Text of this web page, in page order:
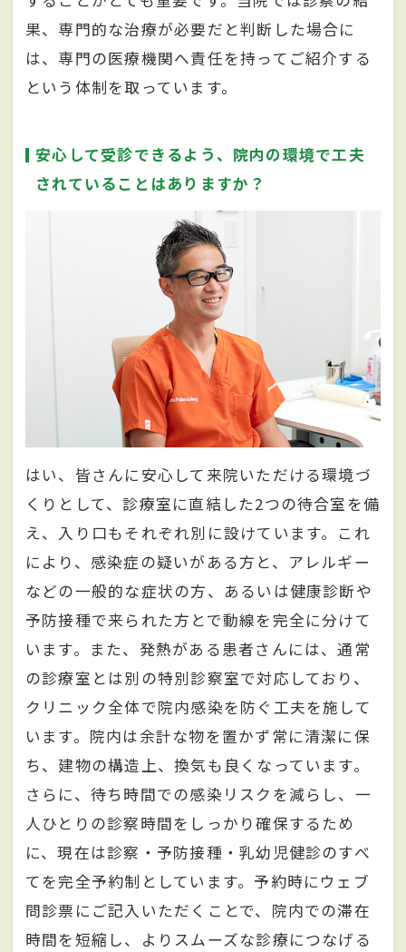
果、専門的な治療が必要だと判断した場合に
は、専門の医療機関へ責任を持ってご紹介する
という体制を取っています。
安心して受診できるよう、院内の環境で工夫
されていることはありますか？
はい、皆さんに安心して来院いただける環境づ
くりとして、診療室に直結した2つの待合室を備
え、入り口もそれぞれ別に設けています。これ
により、感染症の疑いがある方と、アレルギー
などの一般的な症状の方、あるいは健康診断や
予防接種で来られた方とで動線を完全に分けて
います。また、発熱がある患者さんには、通常
の診療室とは別の特別診察室で対応しており、
クリニック全体で院内感染を防ぐ工夫を施して
います。院内は余計な物を置かず常に清潔に保
ち、建物の構造上、換気も良くなっています。
さらに、待ち時間での感染リスクを減らし、一
人ひとりの診察時間をしっかり確保するため
に、現在は診察・予防接種・乳幼児健診のすべ
てを完全予約制としています。予約時にウェブ
問診票にご記入いただくことで、院内での滞在
時間を短縮し、よりスムーズな診療につなげる